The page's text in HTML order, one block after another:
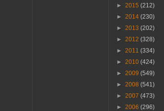
► 2015 (212)
► 2014 (230)
► 2013 (202)
► 2012 (328)
► 2011 (334)
► 2010 (424)
► 2009 (549)
► 2008 (541)
► 2007 (473)
► 2006 (296)